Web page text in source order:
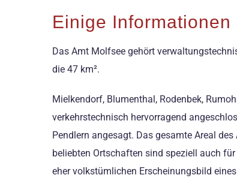
Einige
Das Amt Molfsee gehört
die 47 km².
Mielkendorf, Blumenthal, Rodenbek,
verkehrstechnisch hervorragend
Pendlern angesagt. Das gesamte Areal
beliebten Ortschaften sind speziell auch
eher volkstümlichen Erscheinungsbild